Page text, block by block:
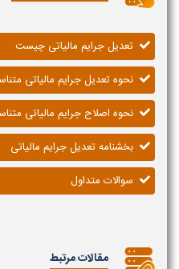
تعدیل جرایم مالیاتی چیست
نحوه تعدیل جرایم مالیاتی
نحوه اصلاح جرایم مالیاتی
بخشنامه تعدیل جرایم مالیاتی
سوالات متداول
مقالات مرتبط